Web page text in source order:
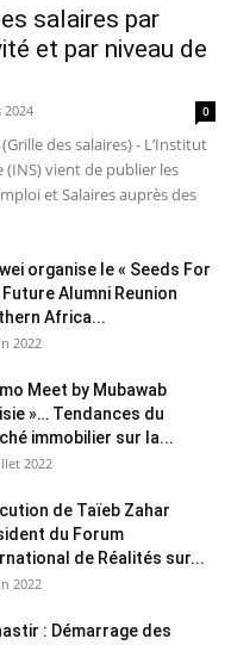
salaires par
et par niveau de
2024 0
des salaires) - L’Institut
vient de publier les
et Salaires auprès des
organise le « Seeds For
Alumni Reunion
Africa...
2022
Meet by Mubawab
»… Tendances du
immobilier sur la...
2022
de Taïeb Zahar
du Forum
de Réalités sur...
2022
: Démarrage des